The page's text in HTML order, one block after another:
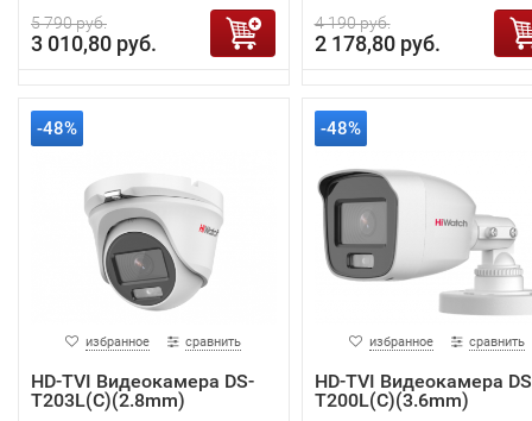
5 790 руб.
3 010,80 руб.
4 190 руб.
2 178,80 руб.
-48%
избранное сравнить
HD-TVI Видеокамера DS-
T203L(C)(2.8mm)
-48%
избранное сравнить
HD-TVI Видеокамера
T200L(C)(3.6mm)